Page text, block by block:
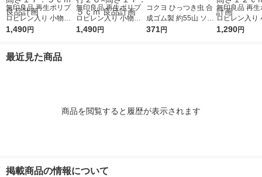
無印良品 再生ポリプ
ロピレン入り 小物収
納ケース 大 ホワイト
ｍ 良品計画
1,490円
無印良品 再生ポリプ
ロピレン入り 小物収
納ケース ワイド 大 ホ
1,490円
コクヨ ひっつき虫 合
成ゴム製 約55山 ソフ
ト粘着剤 タ-380
371円
無印良品 再生
ロピレン入り
納ケース 中
1,290円
最近見た商品
商品を閲覧すると履歴が表示されます
掲載商品の情報について